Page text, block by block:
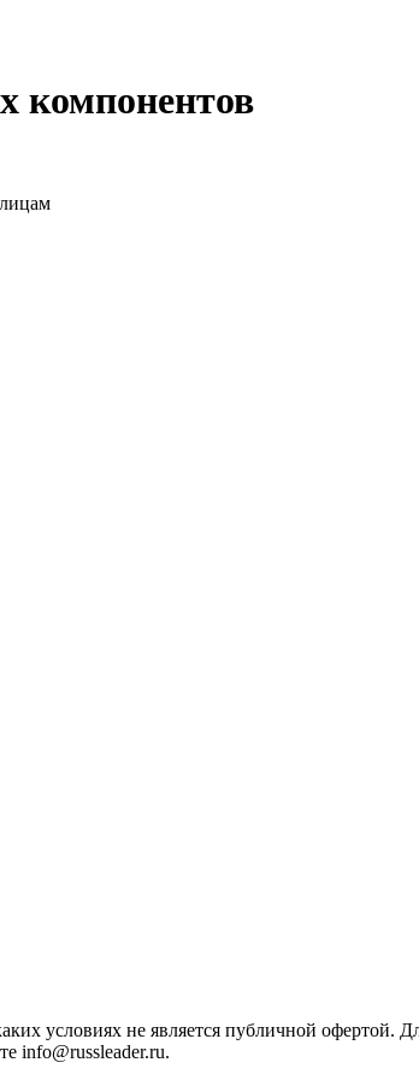
компонентов
условиях не является публичной офертой.
info@russleader.ru.